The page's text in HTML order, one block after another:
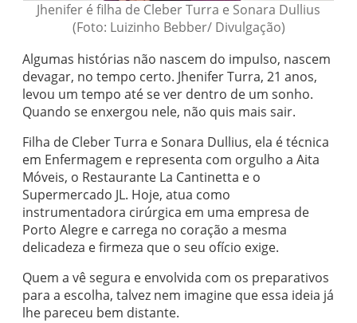
Jhenifer é filha de Cleber Turra e Sonara Dullius
(Foto: Luizinho Bebber/ Divulgação)
Algumas histórias não nascem do impulso, nascem
devagar, no tempo certo. Jhenifer Turra, 21 anos,
levou um tempo até se ver dentro de um sonho.
Quando se enxergou nele, não quis mais sair.
Filha de Cleber Turra e Sonara Dullius, ela é técnica
em Enfermagem e representa com orgulho a Aita
Móveis, o Restaurante La Cantinetta e o
Supermercado JL. Hoje, atua como
instrumentadora cirúrgica em uma empresa de
Porto Alegre e carrega no coração a mesma
delicadeza e firmeza que o seu ofício exige.
Quem a vê segura e envolvida com os preparativos
para a escolha, talvez nem imagine que essa ideia já
lhe pareceu bem distante.